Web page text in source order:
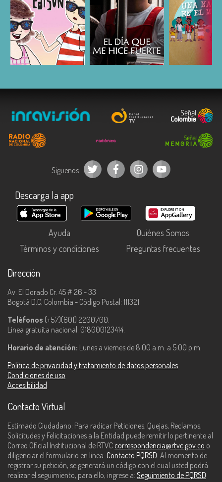
ESCUCHAR ESCUCHAR
Síguenos
Descarga la app
Ayuda
Quiénes Somos
Términos y condiciones
Preguntas frecuentes
Dirección
Av. El Dorado Cr. 45 # 26 - 33
Bogotá D.C, Colombia - Código Postal: 111321
Teléfonos (+57)(601) 2200700.
Línea gratuita nacional: 018000123414.
Horario de atención: Lunes a viernes de 8:00 a.m. a 5:00 p.m.
Política de privacidad y tratamiento de datos personales
Condiciones de uso
Accesibilidad
Contacto Virtual
Estimado Ciudadano: Para radicar Peticiones, Quejas, Reclamos,
Solicitudes y Felicitaciones a la Entidad puede remitir lo pertinente al
Correo Oficial Institucional de RTVC correspondencia@rtvc.gov.co o
diligenciar el formulario en línea: Contacto PQRSD. Al momento de
registrar su petición, se generará un código con el cual usted podrá
realizar el seguimiento, para ello, ingrese a: Seguimiento de PQRSD